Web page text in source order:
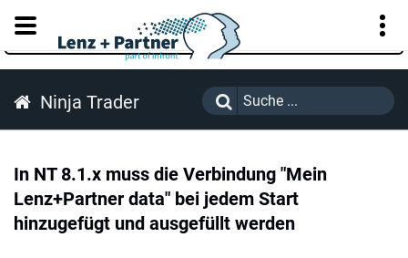
KUNDENPORTAL
Ninja Trader
In NT 8.1.x muss die Verbindung "Mein
Lenz+Partner data" bei jedem Start
hinzugefügt und ausgefüllt werden